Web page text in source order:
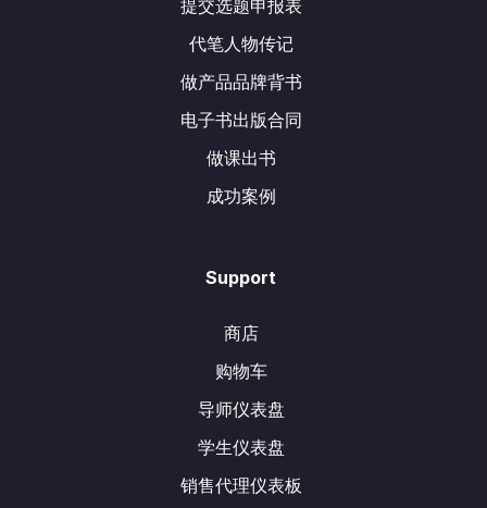
提交选题申报表
代笔人物传记
做产品品牌背书
电子书出版合同
做课出书
成功案例
Support
商店
购物车
导师仪表盘
学生仪表盘
销售代理仪表板